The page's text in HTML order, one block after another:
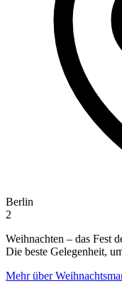
Berlin
2
Weihnachten – das Fest
Die beste Gelegenheit,
Mehr über